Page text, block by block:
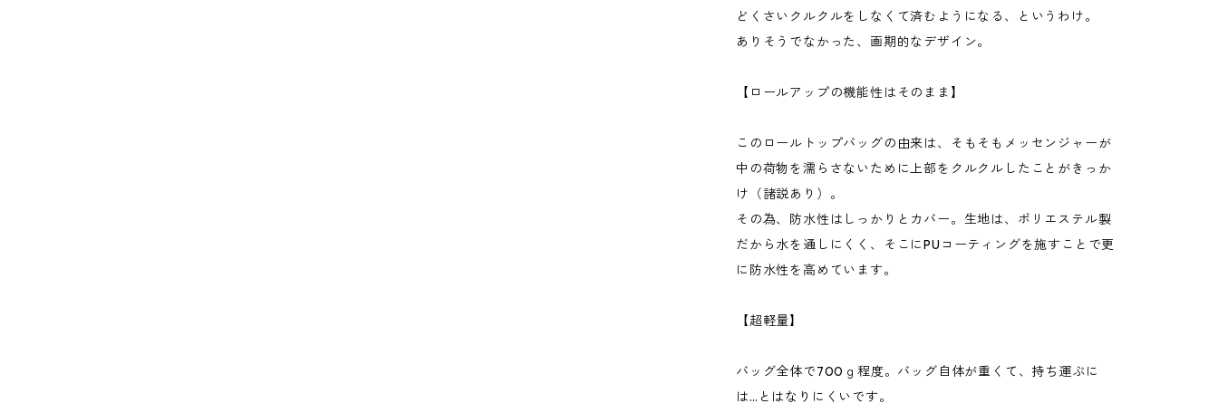
どくさいクルクルをしなくて済むようになる、というわけ。
ありそうでなかった、画期的なデザイン。
【ロールアップの機能性はそのまま】
このロールトップバッグの由来は、そもそもメッセンジャーが
中の荷物を濡らさないために上部をクルクルしたことがきっか
け（諸説あり）。
その為、防水性はしっかりとカバー。生地は、ポリエステル製
だから水を通しにくく、そこにPUコーティングを施すことで更
に防水性を高めています。
【超軽量】
バッグ全体で700ｇ程度。バッグ自体が重くて、持ち運ぶに
は…とはなりにくいです。